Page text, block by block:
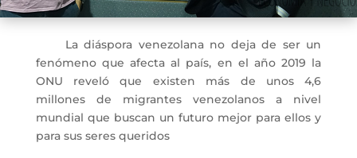
La diáspora venezolana no deja de ser un
fenómeno que afecta al país, en el año 2019 la
ONU reveló que existen más de unos 4,6
millones de migrantes venezolanos a nivel
mundial que buscan un futuro mejor para ellos y
para sus seres queridos